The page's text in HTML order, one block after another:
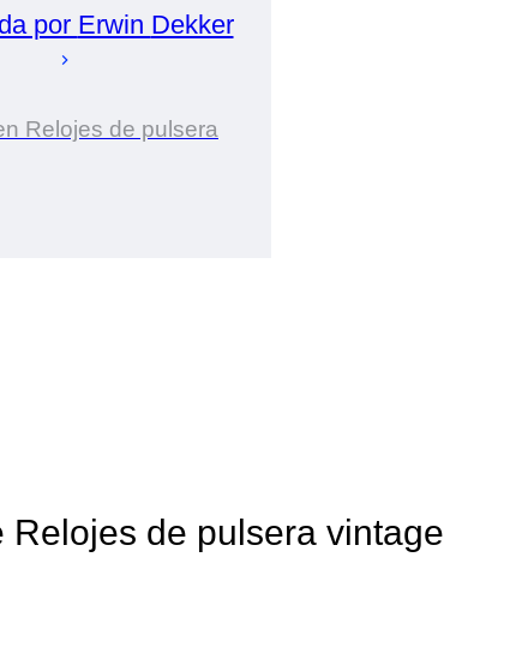
por Erwin Dekker
Relojes de pulsera
de pulsera vintage